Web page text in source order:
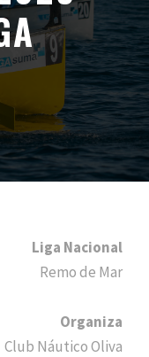
Liga Nacional
Remo de Mar
Organiza
Club Náutico Oliva